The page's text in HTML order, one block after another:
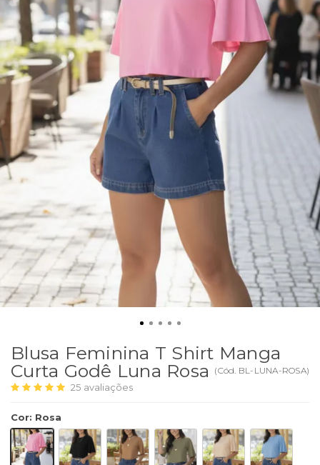
Blusa Feminina T Shirt Manga
Curta Godê Luna Rosa
(Cód. BL-LUNA-ROSA)
25 avaliações
Cor: Rosa